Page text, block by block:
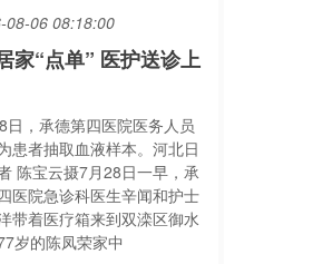
08-06 08:18:00
家“点单” 医护送诊上
日，承德第四医院医务人员
患者抽取血液样本。河北日
陈宝云摄7月28日一早，承
医院急诊科医生辛闻和护士
带着医疗箱来到双滦区御水
岁的陈凤荣家中